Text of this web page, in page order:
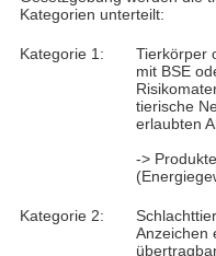
Kategorien unterteilt:
Kategorie 1:
Tierkörper
mit BSE
tierische
erlaubten
->
Kategorie 2:
Anzeichen